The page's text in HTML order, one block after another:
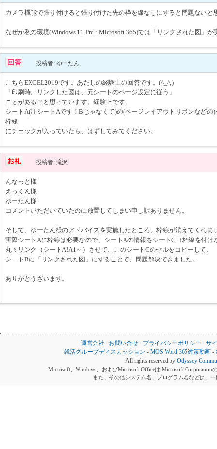
カメラ機能で張り付けると張り付けた先の枠を線なしにすると問題ないと
なぜか私の環境(Windows 11 Pro : Microsoft 365)では「リンクされた図」が
投稿者: ゆーたん
こちらEXCEL2019です。あたしの経験上の回答です。(^_^;)
「印刷時、リンクした図は、元シートのページ設定に従う」
ことがある？と思っています。経験上です。
シートA(注シートAです！Bじゃなくて)の(ページレイアウトリボンなどの
枠線
にチェックが入っていたら、はずしてみてください。
投稿者: 滝沢
んなっと様
えっくん様
ゆーたん様
コメントいただいていたのに放置してしまい申し訳ありません。
そして、ゆーたん様のアドバイスを実施したところ、枠線が消えてくれま
実際シートAに枠線は必要なので、シートAの情報をシートC（枠線を付け
丸々リンク（シートA!A1～）させて、このシートCのセルをコピーして、
シートBに「リンクされた図」にすることで、問題解決できました。
ありがとうざいます。
運営会社 - お問い合せ - プライバシーポリシー - サ
就活グループディスカッション -MOS Word 365対策動画 -
All rights reserved by Odyssey
Microsoft、Windows、およびMicrosoft Officeは Microsoft Corporation
また、その他システム名、プログラム名などは、